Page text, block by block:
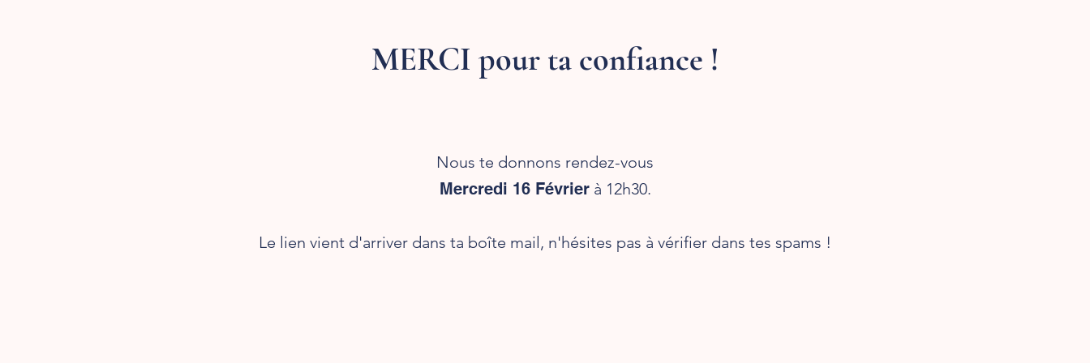
MERCI pour ta confiance !
Nous te donnons rendez-vous
Mercredi 16 Févrierà 12h30.
Le lien vient d'arriver dans ta boîte mail, n'hésites pas à vérifier dans tes spams !